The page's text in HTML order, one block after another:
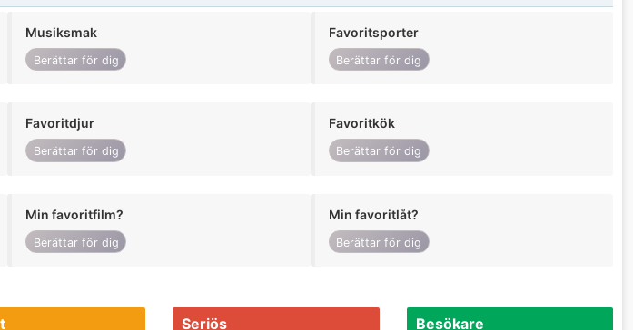
Musiksmak
Berättar för dig
Favoritsporter
Berättar för dig
Favoritdjur
Berättar för dig
Favoritkök
Berättar för dig
Min favoritfilm?
Berättar för dig
Min favoritlåt?
Berättar för dig
Seriös Besökare